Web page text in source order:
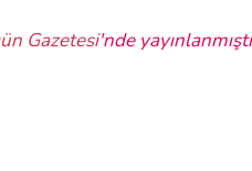
Gazetesi'nde